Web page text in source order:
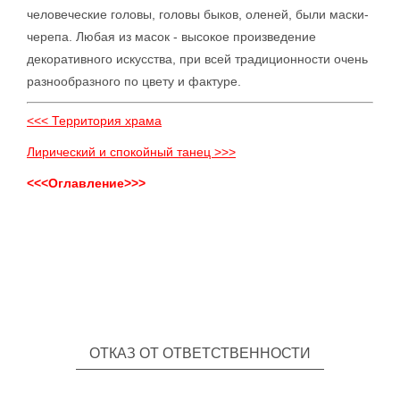
человеческие головы, головы быков, оленей, были маски-
черепа. Любая из масок - высокое произведение
декоративного искусства, при всей традиционности очень
разнообразного по цвету и фактуре.
<<< Территория храма
Лирический и спокойный танец >>>
<<<Оглавление>>>
ОТКАЗ ОТ ОТВЕТСТВЕННОСТИ